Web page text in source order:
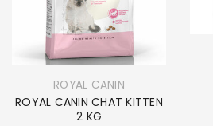
ROYAL CANIN
ROYAL CANIN CHAT KITTEN
2 KG